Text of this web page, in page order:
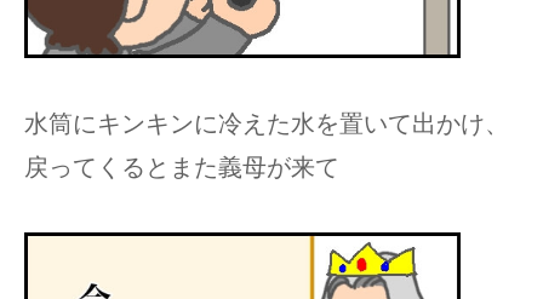
水筒にキンキンに冷えた水を置いて出かけ、
戻ってくるとまた義母が来て